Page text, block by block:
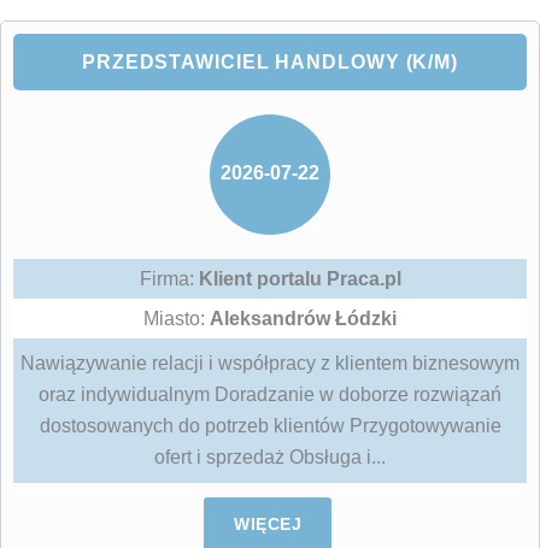
PRZEDSTAWICIEL HANDLOWY (K/M)
2026-07-22
Firma: Klient portalu Praca.pl
Miasto: Aleksandrów Łódzki
Nawiązywanie relacji i współpracy z klientem biznesowym
oraz indywidualnym Doradzanie w doborze rozwiązań
dostosowanych do potrzeb klientów Przygotowywanie
ofert i sprzedaż Obsługa i...
WIĘCEJ